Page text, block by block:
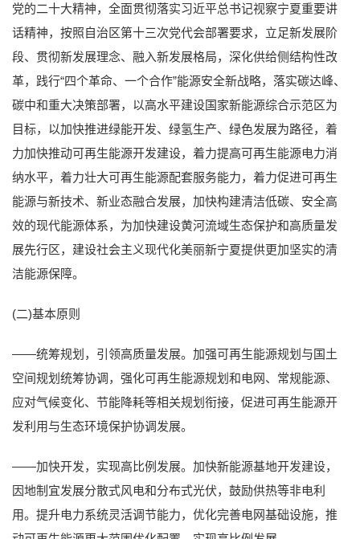
党的二十大精神，全面贯彻落实习近平总书记视察宁夏重要讲
话精神，按照自治区第十三次党代会部署要求，立足新发展阶
段、贯彻新发展理念、融入新发展格局，深化供给侧结构性改
革，践行“四个革命、一个合作”能源安全新战略，落实碳达峰、
碳中和重大决策部署，以高水平建设国家新能源综合示范区为
目标，以加快推进绿能开发、绿氢生产、绿色发展为路径，着
力加快推动可再生能源开发建设，着力提高可再生能源电力消
纳水平，着力壮大可再生能源配套服务能力，着力促进可再生
能源与新技术、新业态融合发展，加快构建清洁低碳、安全高
效的现代能源体系，为加快建设黄河流域生态保护和高质量发
展先行区，建设社会主义现代化美丽新宁夏提供更加坚实的清
洁能源保障。
(二)基本原则
——统筹规划，引领高质量发展。加强可再生能源规划与国土
空间规划统筹协调，强化可再生能源规划和电网、常规能源、
应对气候变化、节能降耗等相关规划衔接，促进可再生能源开
发利用与生态环境保护协调发展。
——加快开发，实现高比例发展。加快新能源基地开发建设，
因地制宜发展分散式风电和分布式光伏，鼓励供热等非电利
用。提升电力系统灵活调节能力，优化完善电网基础设施，推